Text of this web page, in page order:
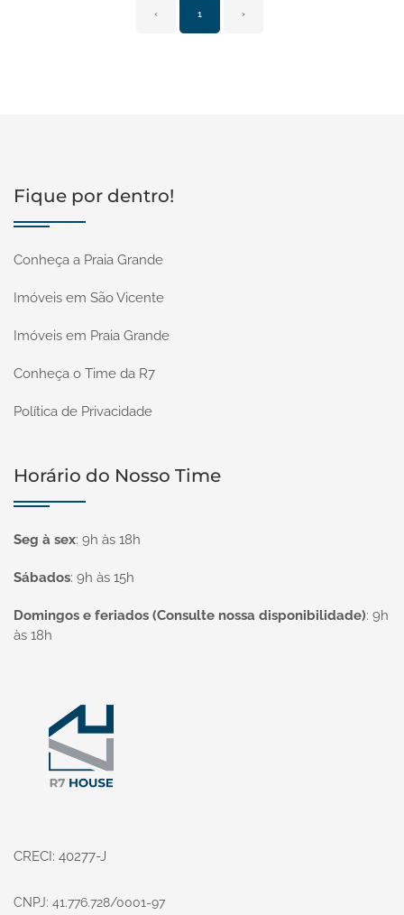
‹ 1 ›
Fique por dentro!
Conheça a Praia Grande
Imóveis em São Vicente
Imóveis em Praia Grande
Conheça o Time da R7
Política de Privacidade
Horário do Nosso Time
Seg à sex: 9h às 18h
Sábados: 9h às 15h
Domingos e feriados (Consulte nossa disponibilidade): 9h
às 18h
CRECI: 40277-J
CNPJ: 41.776.728/0001-97